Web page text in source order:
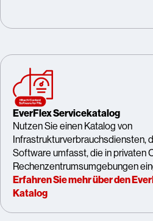
EverFlex Servicekatalog
Nutzen Sie einen Katalog von
Infrastrukturverbrauchsdiensten,
Software umfasst, die in privaten
Rechenzentrumsumgebungen
Erfahren Sie mehr über den
Katalog